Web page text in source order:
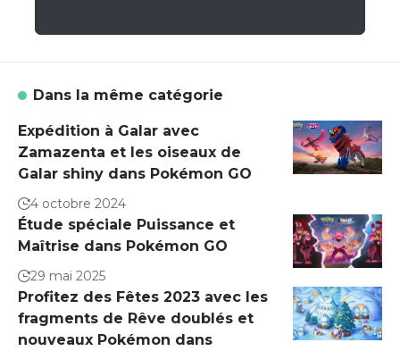
Dans la même catégorie
Expédition à Galar avec
Zamazenta et les oiseaux de
Galar shiny dans Pokémon GO
4 octobre 2024
Étude spéciale Puissance et
Maîtrise dans Pokémon GO
29 mai 2025
Profitez des Fêtes 2023 avec les
fragments de Rêve doublés et
nouveaux Pokémon dans